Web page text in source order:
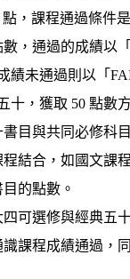
點，課程通過條件
，通過的成績以
績未通過則以「
十，獲取 50 點數
書目與共同必修科
程結合，如國文課
的點數。
四可選修與經典五
識課程成績通過，